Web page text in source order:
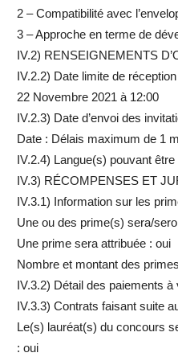
2 – Compatibilité avec
3 – Approche en terme de
IV.2) RENSEIGNEMENTS
IV.2.2) Date limite de
22 Novembre 2021 à 12:00
IV.2.3) Date d’envoi des
Date : Délais maximum de 1
IV.2.4) Langue(s) pouvant
IV.3) RÉCOMPENSES ET
IV.3.1) Information sur les
Une ou des prime(s) sera/
Une prime sera attribuée : oui
Nombre et montant des
IV.3.2) Détail des paiements
IV.3.3) Contrats faisant suite
Le(s) lauréat(s) du concours
: oui